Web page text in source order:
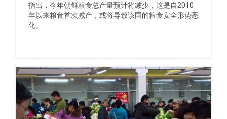
指出，今年朝鲜粮食总产量预计将减少，这是自2010
年以来粮食首次减产，或将导致该国的粮食安全形势恶
化。